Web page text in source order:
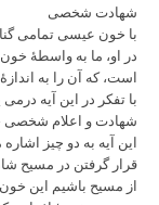
شهادت شخصی
با خون عیسی تمامی
است، که آن را به
با تفکر در این آیه
شهادت و اعلام شخصی
این آیه به دو چیز
قرار گرفتن در مسیح
از مسیح باشیم این